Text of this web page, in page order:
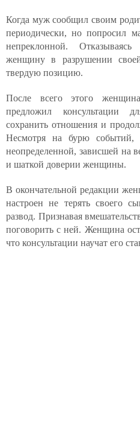
Когда муж сообщил своим
периодически, но попросил
непреклонной.
женщину в разрушении
твердую позицию.
После всего этого
предложил консультации
сохранить отношения и
Несмотря на бурю событий,
неопределенной, зависшей на
и шаткой доверии женщины.
В окончательной редакции
настроен не терять своего
развод. Признавая
поговорить с ней. Женщина
что консультации научат его